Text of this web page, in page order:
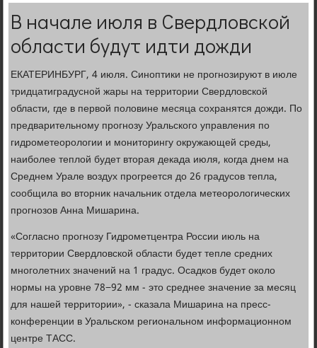
В начале июля в Свердловской
области будут идти дожди
ЕКАТЕРИНБУРГ, 4 июля. Синоптики не прогнозируют в июле
тридцатиградусной жары на территории Свердловской
области, где в первой половине месяца сохранятся дожди. По
предварительному прогнозу Уральского управления по
гидрометеорологии и мониторингу окружающей среды,
наиболее теплой будет вторая декада июля, когда днем на
Среднем Урале воздух прогреется до 26 градусов тепла,
сообщила во вторник начальник отдела метеорологических
прогнозов Анна Мишарина.
«Согласно прогнозу Гидрометцентра России июль на
территории Свердловской области будет тепле средних
многолетних значений на 1 градус. Осадков будет около
нормы на уровне 78−92 мм - это среднее значение за месяц
для нашей территории», - сказала Мишарина на пресс-
конференции в Уральском региональном информационном
центре ТАСС.